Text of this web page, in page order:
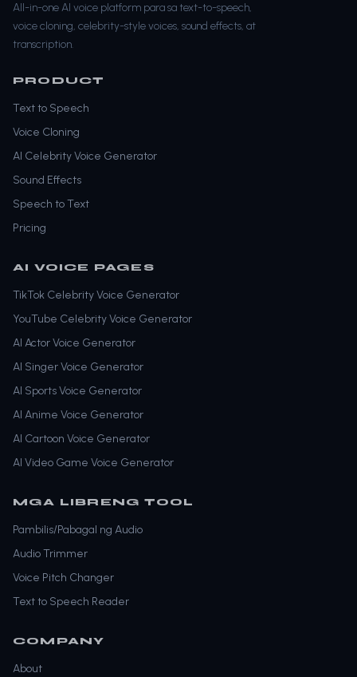
All-in-one AI voice platform para sa text-to-speech,
voice cloning, celebrity-style voices, sound effects, at
transcription.
PRODUCT
Text to Speech
Voice Cloning
AI Celebrity Voice Generator
Sound Effects
Speech to Text
Pricing
AI VOICE PAGES
TikTok Celebrity Voice Generator
YouTube Celebrity Voice Generator
AI Actor Voice Generator
AI Singer Voice Generator
AI Sports Voice Generator
AI Anime Voice Generator
AI Cartoon Voice Generator
AI Video Game Voice Generator
MGA LIBRENG TOOL
Pambilis/Pabagal ng Audio
Audio Trimmer
Voice Pitch Changer
Text to Speech Reader
COMPANY
About